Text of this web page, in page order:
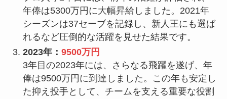
年俸は5300万円に大幅昇給しました。2021年
シーズンは37セーブを記録し、新人王にも選ば
れるなど圧倒的な活躍を見せた結果です。
2023年： 9500万円
3年目の2023年には、さらなる飛躍を遂げ、年
俸は9500万円に到達しました。この年も安定し
た抑え投手として、チームを支える重要な役割